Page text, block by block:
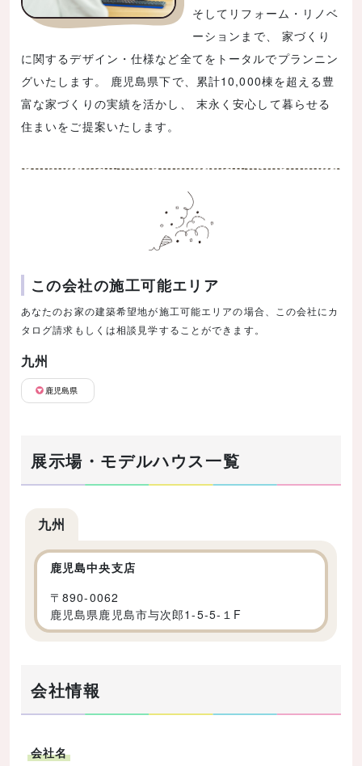
そしてリフォーム・リノベ
ーションまで、 家づくり
に関するデザイン・仕様など全てをトータルでプランニン
グいたします。 鹿児島県下で、累計10,000棟を超える豊
富な家づくりの実績を活かし、 末永く安心して暮らせる
住まいをご提案いたします。
この会社の施工可能エリア
あなたのお家の建築希望地が施工可能エリアの場合、この会社にカ
タログ請求もしくは相談見学することができます。
九州
鹿児島県
展示場・モデルハウス一覧
九州
鹿児島中央支店
〒890-0062
鹿児島県鹿児島市与次郎1-5-5-１F
会社情報
会社名